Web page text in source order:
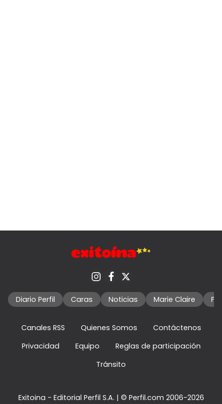
Diario Perfil Caras Noticias Marie Claire
Canales RSS Quienes Somos
Contáctenos
Privacidad
Equipo
Reglas de participación
Tránsito
Exitoina - Editorial Perfil S.A. | © Perfil.com 2006-2026